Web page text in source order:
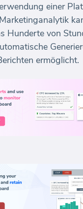
einer
Hunderte von
ermöglicht.